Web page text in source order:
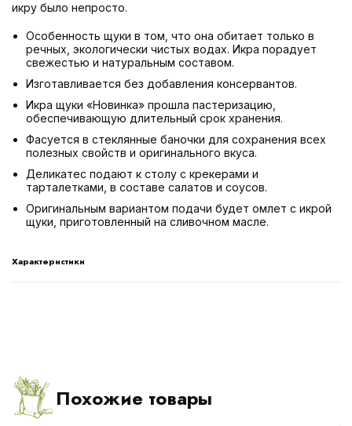
икру было непросто.
Особенность щуки в том, что она обитает только в
речных, экологически чистых водах. Икра порадует
свежестью и натуральным составом.
Изготавливается без добавления консервантов.
Икра щуки «Новинка» прошла пастеризацию,
обеспечивающую длительный срок хранения.
Фасуется в стеклянные баночки для сохранения всех
полезных свойств и оригинального вкуса.
Деликатес подают к столу с крекерами и
тарталетками, в составе салатов и соусов.
Оригинальным вариантом подачи будет омлет с икрой
щуки, приготовленный на сливочном масле.
Характеристики
Похожие товары